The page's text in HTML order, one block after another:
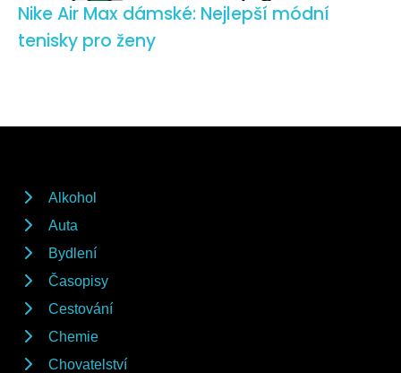
Nike Air Max dámské: Nejlepší módní
tenisky pro ženy
Alkohol
Auta
Bydlení
Časopisy
Cestování
Chemie
Chovatelství